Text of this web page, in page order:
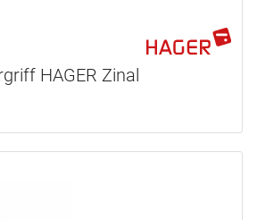
HAGER Zinal